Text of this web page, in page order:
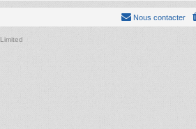
Nous contacter